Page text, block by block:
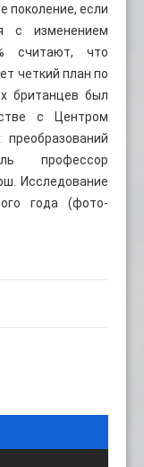
поколение, если
с изменением
считают, что
четкий план по
британцев был
с Центром
профессор
Исследование
года (фото-